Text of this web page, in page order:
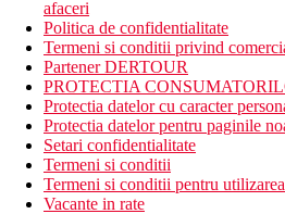
Activitati sportive gratuite
fitness
sauna
Activitati contra cost
masaje
Mesele incluse
Demipensiune: mic dejun
21.00) bufet
afaceri
Politica de confidentialitate
Termeni si conditii privind
Partener DERTOUR
PROTECTIA
Protectia datelor cu caracter
Protectia datelor pentru paginile
Setari confidentialitate
Termeni si conditii
Termeni si conditii pentru
Vacante in rate